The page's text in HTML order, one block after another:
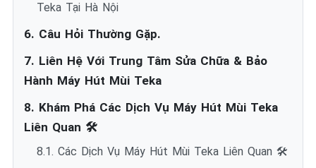
Teka Tại Hà Nội
6. Câu Hỏi Thường Gặp.
7. Liên Hệ Với Trung Tâm Sửa Chữa & Bảo
Hành Máy Hút Mùi Teka
8. Khám Phá Các Dịch Vụ Máy Hút Mùi Teka
Liên Quan 🛠️
8.1. Các Dịch Vụ Máy Hút Mùi Teka Liên Quan 🛠️